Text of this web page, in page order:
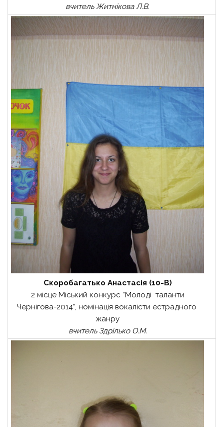
вчитель Житнікова Л.В.
Скоробагатько Анастасія (10-В)
2 місце Міський конкурс “Молоді таланти
Чернігова-2014”, номінація вокалісти естрадного
жанру
вчитель Здрілько О.М.